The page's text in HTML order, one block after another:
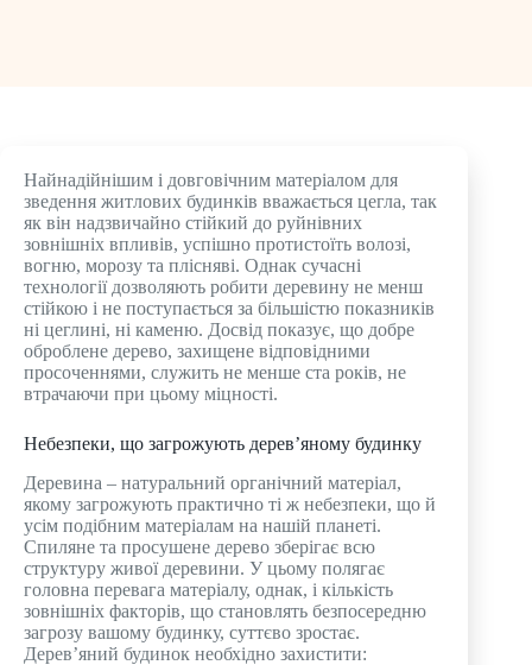
Найнадійнішим і довговічним матеріалом для
зведення житлових будинків вважається цегла, так
як він надзвичайно стійкий до руйнівних
зовнішніх впливів, успішно протистоїть волозі,
вогню, морозу та плісняві. Однак сучасні
технології дозволяють робити деревину не менш
стійкою і не поступається за більшістю показників
ні цеглині, ні каменю. Досвід показує, що добре
оброблене дерево, захищене відповідними
просоченнями, служить не менше ста років, не
втрачаючи при цьому міцності.
Небезпеки, що загрожують дерев’яному будинку
Деревина – натуральний органічний матеріал,
якому загрожують практично ті ж небезпеки, що й
усім подібним матеріалам на нашій планеті.
Спиляне та просушене дерево зберігає всю
структуру живої деревини. У цьому полягає
головна перевага матеріалу, однак, і кількість
зовнішніх факторів, що становлять безпосередню
загрозу вашому будинку, суттєво зростає.
Дерев’яний будинок необхідно захистити: